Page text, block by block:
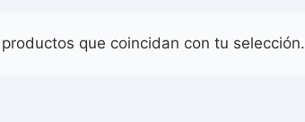
que coincidan con tu selección.